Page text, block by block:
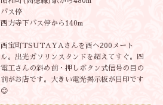
バス停
西方寺下バス停から140m
西宝町TSUTAYAさんを西へ200メート
ル。出光ガソリンスタンドを超えてすぐ。四
電工さんの斜め前・押しボタン式信号の目の
前がお店です。大きい電光掲示板が目印です
😊